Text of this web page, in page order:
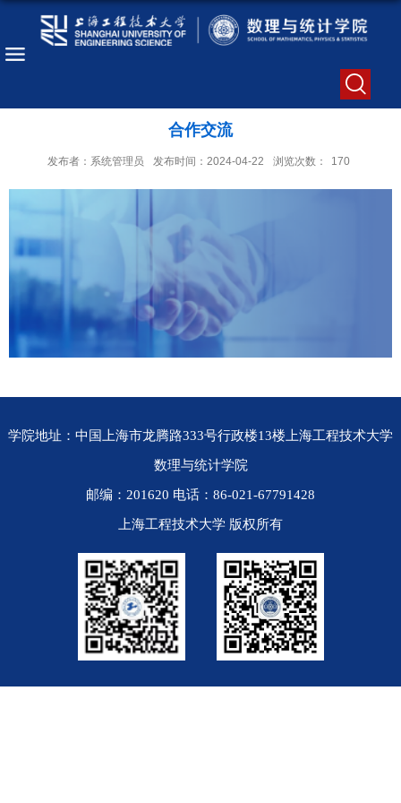
合作交流
发布者：系统管理员 发布时间：2024-04-22 浏览次数： 170
学院地址：中国上海市龙腾路333号行政楼13楼上海工程技术大学
数理与统计学院
邮编：201620 电话：86-021-67791428
上海工程技术大学 版权所有